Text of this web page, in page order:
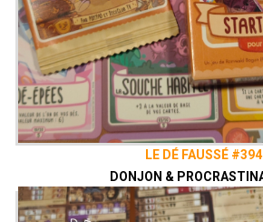
LE DÉ FAUSSÉ #394
DONJON &